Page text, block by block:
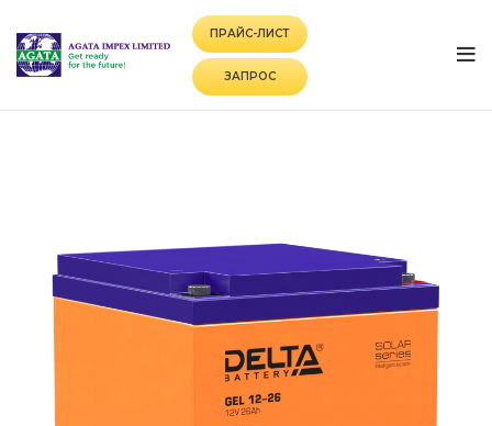
ПРАЙС-ЛИСТ
ЗАПРОС